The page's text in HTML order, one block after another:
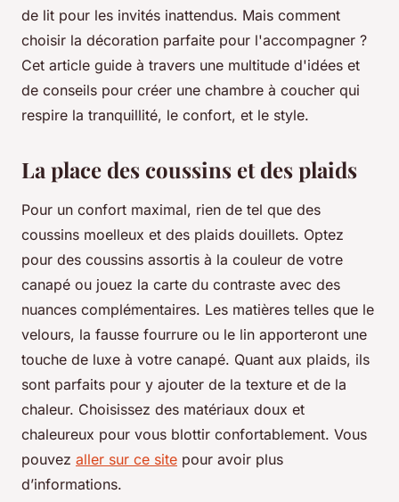
de lit pour les invités inattendus. Mais comment
choisir la décoration parfaite pour l'accompagner ?
Cet article guide à travers une multitude d'idées et
de conseils pour créer une chambre à coucher qui
respire la tranquillité, le confort, et le style.
La place des coussins et des plaids
Pour un confort maximal, rien de tel que des
coussins moelleux et des plaids douillets. Optez
pour des coussins assortis à la couleur de votre
canapé ou jouez la carte du contraste avec des
nuances complémentaires. Les matières telles que le
velours, la fausse fourrure ou le lin apporteront une
touche de luxe à votre canapé. Quant aux plaids, ils
sont parfaits pour y ajouter de la texture et de la
chaleur. Choisissez des matériaux doux et
chaleureux pour vous blottir confortablement. Vous
pouvez aller sur ce site pour avoir plus
d’informations.